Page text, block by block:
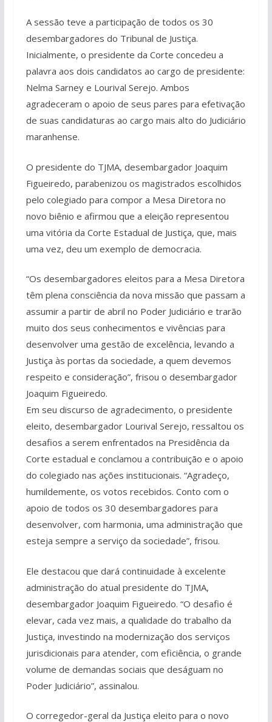
A sessão teve a participação de todos os 30
desembargadores do Tribunal de Justiça.
Inicialmente, o presidente da Corte concedeu a
palavra aos dois candidatos ao cargo de presidente:
Nelma Sarney e Lourival Serejo. Ambos
agradeceram o apoio de seus pares para efetivação
de suas candidaturas ao cargo mais alto do Judiciário
maranhense.
O presidente do TJMA, desembargador Joaquim
Figueiredo, parabenizou os magistrados escolhidos
pelo colegiado para compor a Mesa Diretora no
novo biênio e afirmou que a eleição representou
uma vitória da Corte Estadual de Justiça, que, mais
uma vez, deu um exemplo de democracia.
“Os desembargadores eleitos para a Mesa Diretora
têm plena consciência da nova missão que passam a
assumir a partir de abril no Poder Judiciário e trarão
muito dos seus conhecimentos e vivências para
desenvolver uma gestão de excelência, levando a
Justiça às portas da sociedade, a quem devemos
respeito e consideração”, frisou o desembargador
Joaquim Figueiredo.
Em seu discurso de agradecimento, o presidente
eleito, desembargador Lourival Serejo, ressaltou os
desafios a serem enfrentados na Presidência da
Corte estadual e conclamou a contribuição e o apoio
do colegiado nas ações institucionais. “Agradeço,
humildemente, os votos recebidos. Conto com o
apoio de todos os 30 desembargadores para
desenvolver, com harmonia, uma administração que
esteja sempre a serviço da sociedade”, frisou.
Ele destacou que dará continuidade à excelente
administração do atual presidente do TJMA,
desembargador Joaquim Figueiredo. “O desafio é
elevar, cada vez mais, a qualidade do trabalho da
Justiça, investindo na modernização dos serviços
jurisdicionais para atender, com eficiência, o grande
volume de demandas sociais que deságuam no
Poder Judiciário”, assinalou.
O corregedor-geral da Justiça eleito para o novo